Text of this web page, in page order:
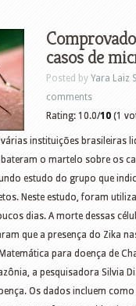
casos de
Posted by Yara Laiz
comments
Rating: 10.0/10 (1
instituições brasileiras
bateram o martelo sobre os
estudo do grupo que
Neste estudo, foram
dias. A morte dessas
que a presença do Zika
para doença de
a pesquisadora Silvia
Os dados incluem